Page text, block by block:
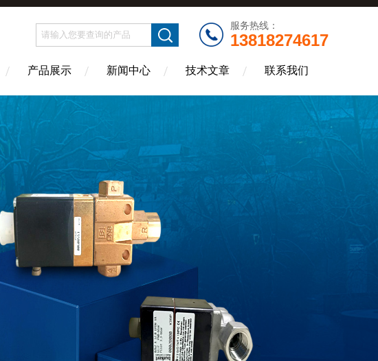
服务热线：
13818274617
产品展示 新闻中心 技术文章 联系我们